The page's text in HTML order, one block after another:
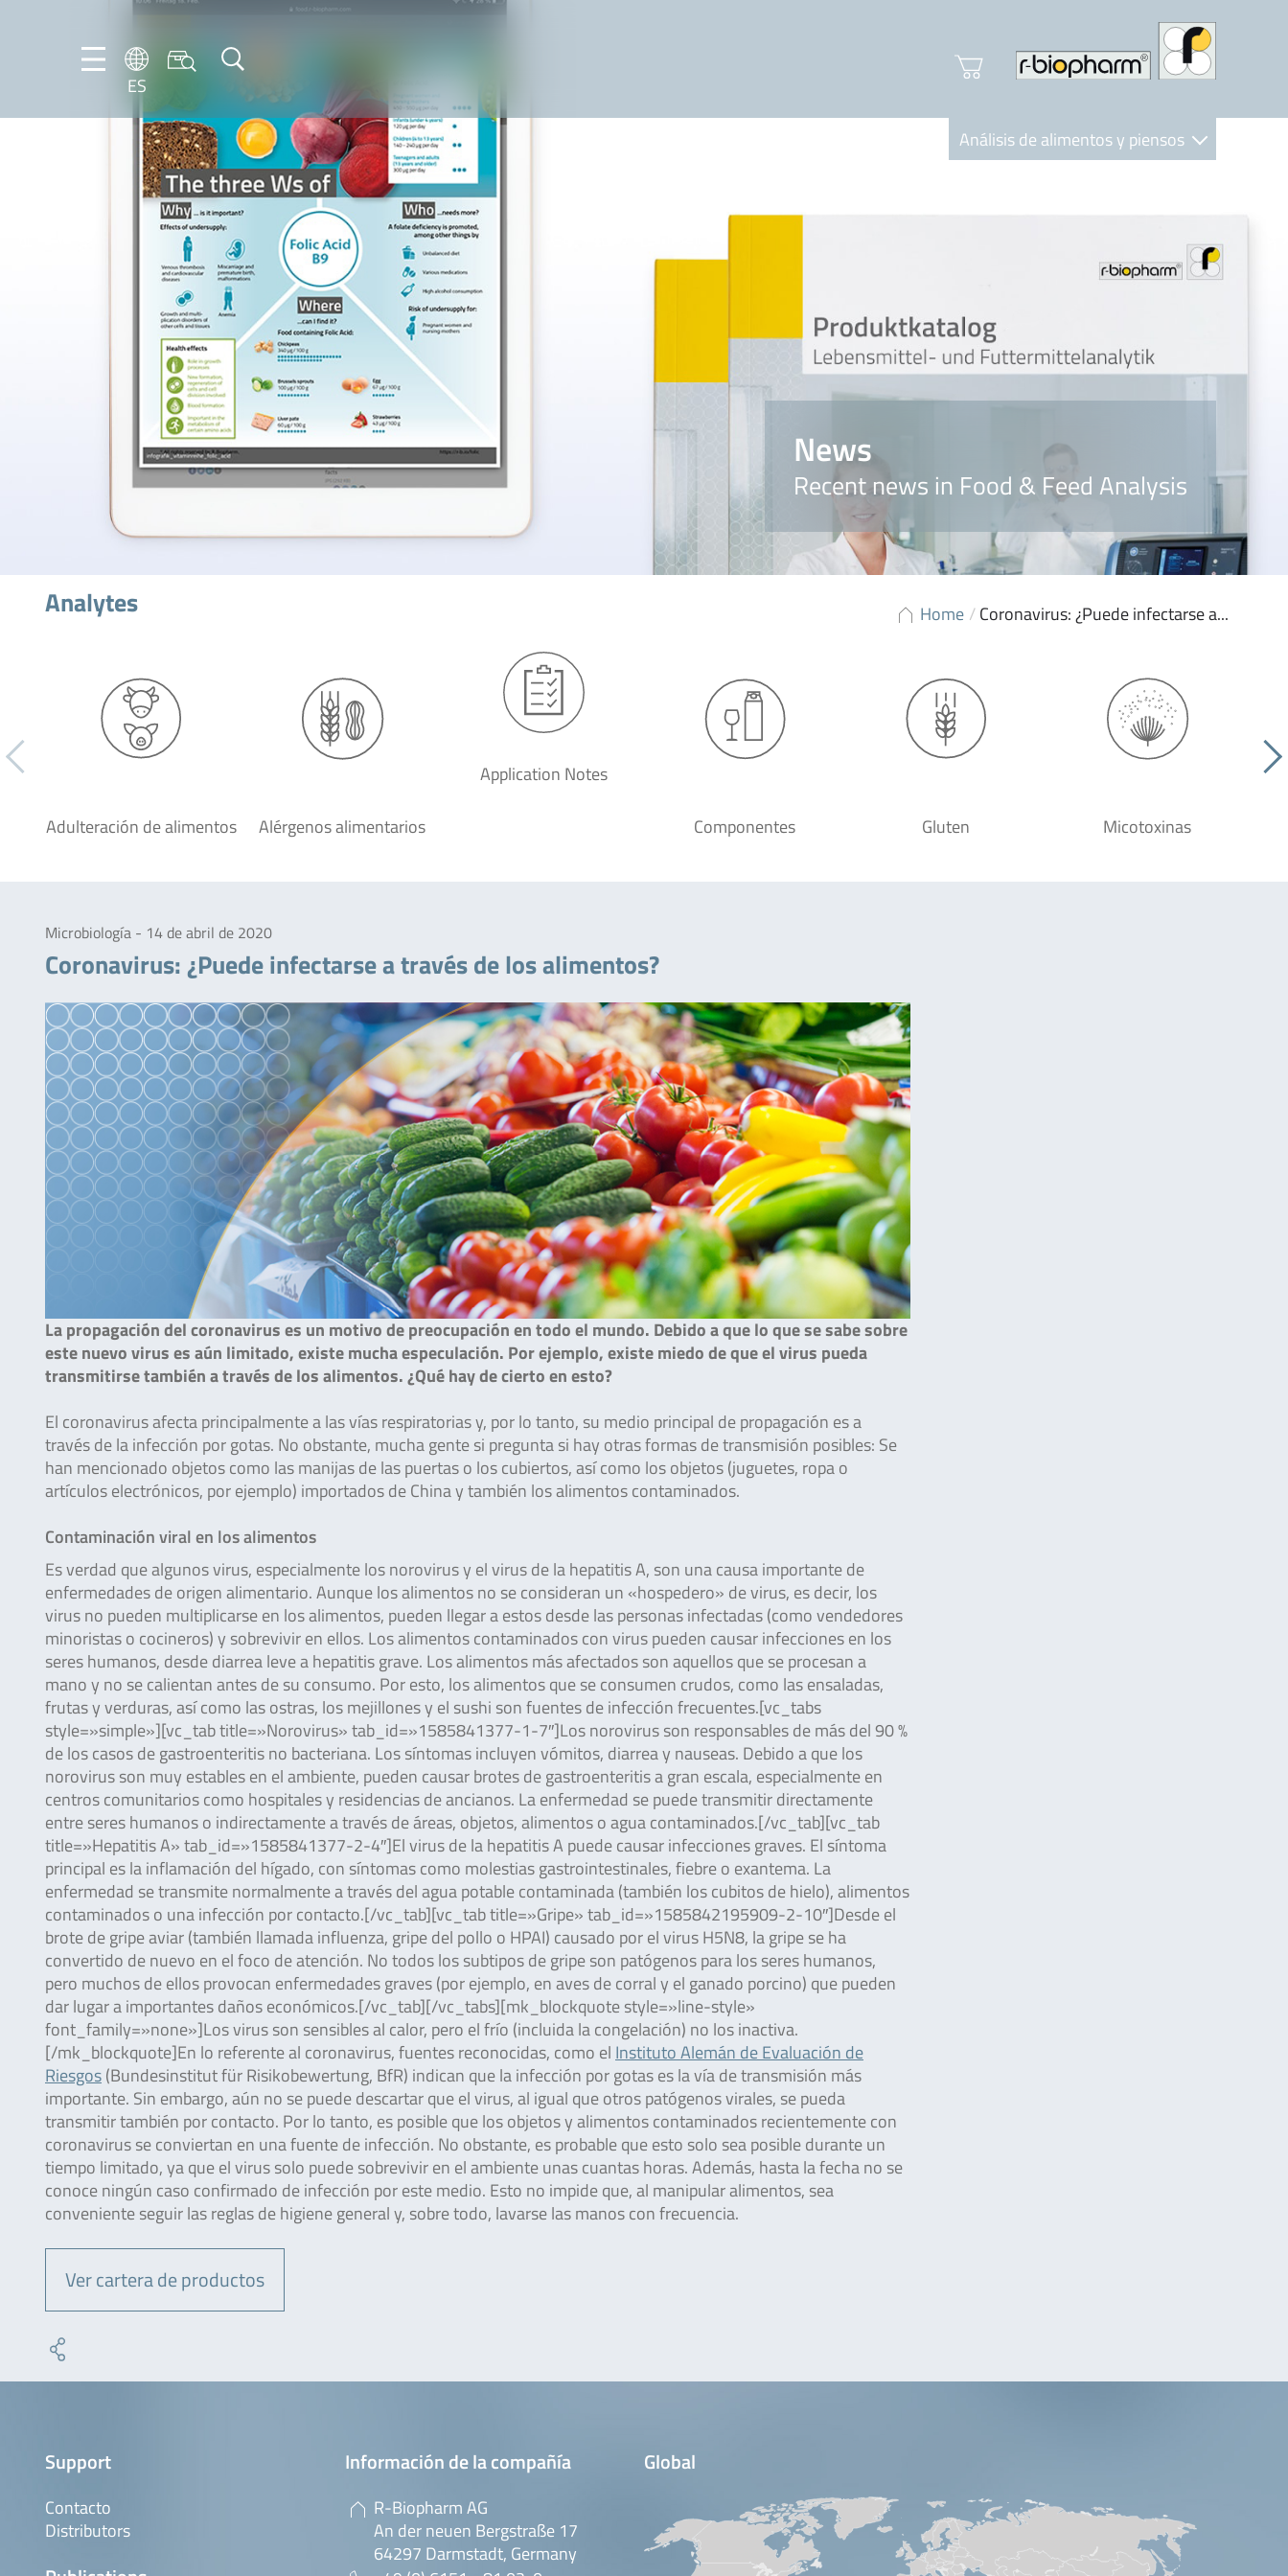
ES
DE
ES
FR
EN
Análisis de alimentos y piensos
News
Recent news in Food & Feed Analysis
Home /Coronavirus: ¿Puede infectarse a...
Analytes
Adulteración de alimentos Alérgenos alimentarios
Application Notes
Componentes Gluten Micotoxinas
Microbiología - 14 de abril de 2020
Coronavirus: ¿Puede infectarse a través de los alimentos?
La propagación del coronavirus es un motivo de preocupación en todo el mundo. Debido a que lo que se sabe sobre
este nuevo virus es aún limitado, existe mucha especulación. Por ejemplo, existe miedo de que el virus pueda
transmitirse también a través de los alimentos. ¿Qué hay de cierto en esto?
El coronavirus afecta principalmente a las vías respiratorias y, por lo tanto, su medio principal de propagación es a
través de la infección por gotas. No obstante, mucha gente si pregunta si hay otras formas de transmisión posibles: Se
han mencionado objetos como las manijas de las puertas o los cubiertos, así como los objetos (juguetes, ropa o
artículos electrónicos, por ejemplo) importados de China y también los alimentos contaminados.
Contaminación viral en los alimentos
Es verdad que algunos virus, especialmente los norovirus y el virus de la hepatitis A, son una causa importante de
enfermedades de origen alimentario. Aunque los alimentos no se consideran un «hospedero» de virus, es decir, los
virus no pueden multiplicarse en los alimentos, pueden llegar a estos desde las personas infectadas (como vendedores
minoristas o cocineros) y sobrevivir en ellos. Los alimentos contaminados con virus pueden causar infecciones en los
seres humanos, desde diarrea leve a hepatitis grave. Los alimentos más afectados son aquellos que se procesan a
mano y no se calientan antes de su consumo. Por esto, los alimentos que se consumen crudos, como las ensaladas,
frutas y verduras, así como las ostras, los mejillones y el sushi son fuentes de infección frecuentes.[vc_tabs
style=»simple»][vc_tab title=»Norovirus» tab_id=»1585841377-1-7″]Los norovirus son responsables de más del 90 %
de los casos de gastroenteritis no bacteriana. Los síntomas incluyen vómitos, diarrea y nauseas. Debido a que los
norovirus son muy estables en el ambiente, pueden causar brotes de gastroenteritis a gran escala, especialmente en
centros comunitarios como hospitales y residencias de ancianos. La enfermedad se puede transmitir directamente
entre seres humanos o indirectamente a través de áreas, objetos, alimentos o agua contaminados.[/vc_tab][vc_tab
title=»Hepatitis A» tab_id=»1585841377-2-4″]El virus de la hepatitis A puede causar infecciones graves. El síntoma
principal es la inflamación del hígado, con síntomas como molestias gastrointestinales, fiebre o exantema. La
enfermedad se transmite normalmente a través del agua potable contaminada (también los cubitos de hielo), alimentos
contaminados o una infección por contacto.[/vc_tab][vc_tab title=»Gripe» tab_id=»1585842195909-2-10″]Desde el
brote de gripe aviar (también llamada influenza, gripe del pollo o HPAI) causado por el virus H5N8, la gripe se ha
convertido de nuevo en el foco de atención. No todos los subtipos de gripe son patógenos para los seres humanos,
pero muchos de ellos provocan enfermedades graves (por ejemplo, en aves de corral y el ganado porcino) que pueden
dar lugar a importantes daños económicos.[/vc_tab][/vc_tabs][mk_blockquote style=»line-style»
font_family=»none»]Los virus son sensibles al calor, pero el frío (incluida la congelación) no los inactiva.
[/mk_blockquote]En lo referente al coronavirus, fuentes reconocidas, como el Instituto Alemán de Evaluación de
Riesgos(Bundesinstitut für Risikobewertung, BfR) indican que la infección por gotas es la vía de transmisión más
importante. Sin embargo, aún no se puede descartar que el virus, al igual que otros patógenos virales, se pueda
transmitir también por contacto. Por lo tanto, es posible que los objetos y alimentos contaminados recientemente con
coronavirus se conviertan en una fuente de infección. No obstante, es probable que esto solo sea posible durante un
tiempo limitado, ya que el virus solo puede sobrevivir en el ambiente unas cuantas horas. Además, hasta la fecha no se
conoce ningún caso confirmado de infección por este medio. Esto no impide que, al manipular alimentos, sea
conveniente seguir las reglas de higiene general y, sobre todo, lavarse las manos con frecuencia.
Ver cartera de productos
Support
Contacto
Distributors
Información de la compañía
R-Biopharm AG
An der neuen Bergstraße 17
64297 Darmstadt, Germany
Global